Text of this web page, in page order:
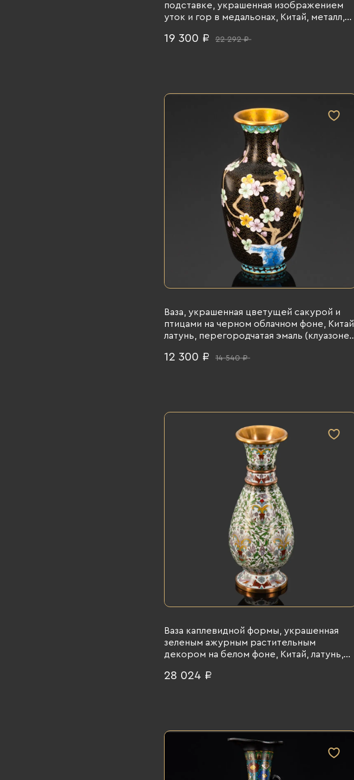
подставке, украшенная изображением
уток и гор в медальонах, Китай, металл,
19 300 ₽ 22 292 ₽
Ваза, украшенная цветущей сакурой и
птицами на черном облачном фоне, Китай,
латунь, перегородчатая эмаль (клуазоне),
12 300 ₽ 14 540 ₽
Ваза каплевидной формы, украшенная
зеленым ажурным растительным
декором на белом фоне, Китай, латунь,
1980 гг.
28 024 ₽